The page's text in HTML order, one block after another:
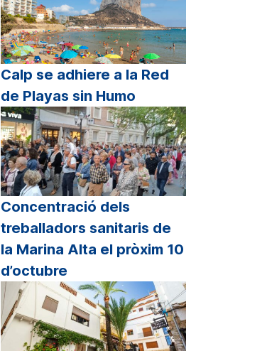
Calp se adhiere a la Red
de Playas sin Humo
Concentració dels
treballadors sanitaris de
la Marina Alta el pròxim 10
d’octubre